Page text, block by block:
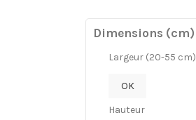
Dimensions (cm)
Largeur (20-55 cm)
OK
Hauteur